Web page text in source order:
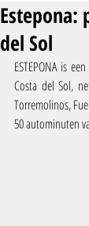
Estepona:
del Sol
ESTEPONA is
Costa del Sol,
Torremolinos,
50 autominuten